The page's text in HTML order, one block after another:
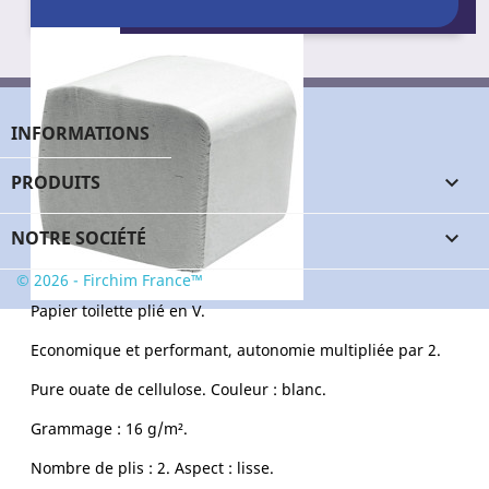
Nombre de formats : 250.
Perforation : 11,50 cm.
Laize : 9,5 cm.
S’utilise avec le distributeur N29S01.
Référence
Conditionnement
Pack de 72 rouleaux
Papier toilette plié en V.
Economique et performant, autonomie multipliée par 2.
Pure ouate de cellulose. Couleur : blanc.
Grammage : 16 g/m².
Nombre de plis : 2. Aspect : lisse.
INFORMATIONS
PRODUITS 
NOTRE SOCIÉTÉ 
© 2026 - Firchim France™